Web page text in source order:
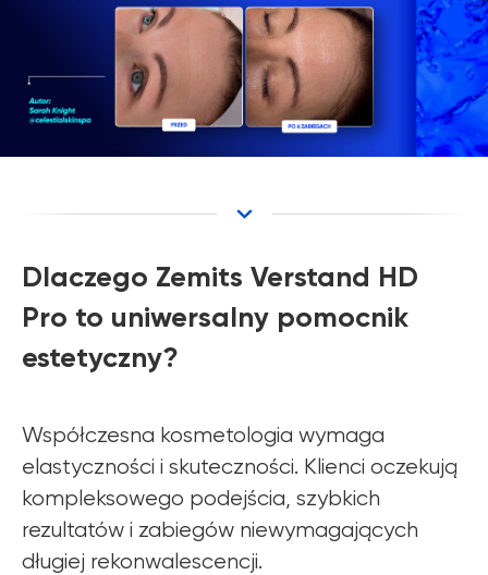
Dlaczego Zemits Verstand HD
Pro to uniwersalny pomocnik
estetyczny?
Współczesna kosmetologia wymaga
elastyczności i skuteczności. Klienci oczekują
kompleksowego podejścia, szybkich
rezultatów i zabiegów niewymagających
długiej rekonwalescencji.